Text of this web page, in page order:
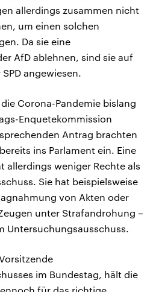
allerdings zusammen nicht
um einen solchen
Da sie eine
AfD ablehnen, sind sie auf
angewiesen.
Corona-Pandemie bislang
Enquetekommission
Antrag brachten
ins Parlament ein. Eine
allerdings weniger Rechte als
Sie hat beispielsweise
von Akten oder
unter Strafandrohung –
Untersuchungsausschuss.
im Bundestag, hält die